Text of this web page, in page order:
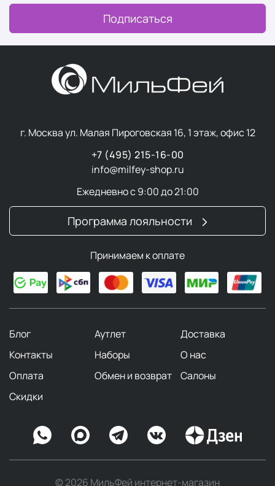
Подписаться
г. Москва ул. Малая Пироговская 16, 1 этаж, офис 12
+7 (495) 215-16-00
info@milfey-shop.ru
Ежедневно с 9:00 до 21:00
Программа лояльности
Принимаем к оплате
Блог Аутлет
Доставка
Контакты
Наборы
О нас
Оплата
Обмен и возврат
Салоны
Скидки
© 2026 МильФей интернет-магазин